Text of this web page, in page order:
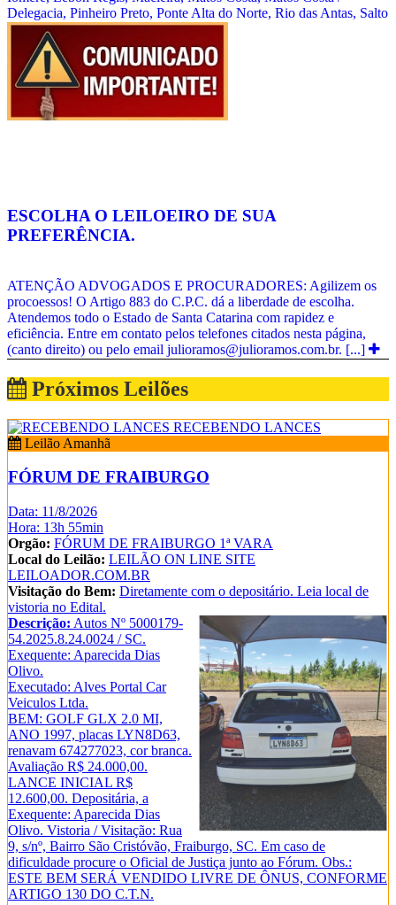
Delegacia, Pinheiro Preto, Ponte Alta do Norte, Rio das Antas, Salto
Veloso, Santa Cecília, São Cristóvão do Sul, Tangará, Timbó
Grande, Videira. Região, Meio Oeste: Abdon Batista, Água Doce,
Brunópolis, Campos Novos, Capinzal, Catanduvas, Celso ramos,
Erval Velho, Herv [...]
Veja mais notícias
ESCOLHA O LEILOEIRO DE SUA
PREFERÊNCIA.
ATENÇÃO ADVOGADOS E PROCURADORES: Agilizem os
procoessos! O Artigo 883 do C.P.C. dá a liberdade de escolha.
Atendemos todo o Estado de Santa Catarina com rapidez e
eficiência. Entre em contato pelos telefones citados nesta página,
(canto direito) ou pelo email julioramos@julioramos.com.br. [...]
Próximos Leilões
RECEBENDO LANCES
Leilão Amanhã
FÓRUM DE FRAIBURGO
Data: 11/8/2026
Hora: 13h 55min
Orgão: FÓRUM DE FRAIBURGO 1ª VARA
Local do Leilão: LEILÃO ON LINE SITE
LEILOADOR.COM.BR
Visitação do Bem: Diretamente com o depositário. Leia local de
vistoria no Edital.
Descrição: Autos Nº 5000179-
54.2025.8.24.0024 / SC.
Exequente: Aparecida Dias
Olivo.
Executado: Alves Portal Car
Veiculos Ltda.
BEM: GOLF GLX 2.0 MI,
ANO 1997, placas LYN8D63,
renavam 674277023, cor branca.
Avaliação R$ 24.000,00.
LANCE INICIAL R$
12.600,00. Depositária, a
Exequente: Aparecida Dias
Olivo. Vistoria / Visitação: Rua
9, s/nº, Bairro São Cristóvão, Fraiburgo, SC. Em caso de
dificuldade procure o Oficial de Justiça junto ao Fórum. Obs.:
ESTE BEM SERÁ VENDIDO LIVRE DE ÔNUS, CONFORME
ARTIGO 130 DO C.T.N.